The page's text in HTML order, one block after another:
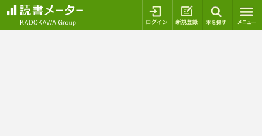
ログイン 新規登録